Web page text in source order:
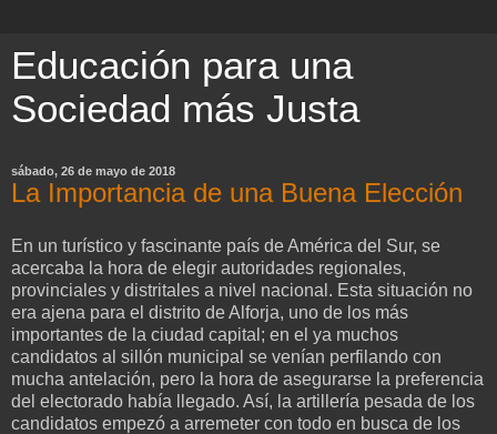
Educación para una
Sociedad más Justa
sábado, 26 de mayo de 2018
La Importancia de una Buena Elección
En un turístico y fascinante país de América del Sur, se
acercaba la hora de elegir autoridades regionales,
provinciales y distritales a nivel nacional. Esta situación no
era ajena para el distrito de Alforja, uno de los más
importantes de la ciudad capital; en el ya muchos
candidatos al sillón municipal se venían perfilando con
mucha antelación, pero la hora de asegurarse la preferencia
del electorado había llegado. Así, la artillería pesada de los
candidatos empezó a arremeter con todo en busca de los